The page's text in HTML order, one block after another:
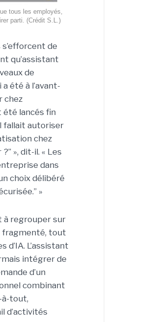
tous les employés,
parti. (Crédit S.L.)
de
qu’assistant
de
été à l’avant-
chez
été lancés fin
fallait autoriser
chez
», dit-il. « Les
dans
choix délibéré
»
à regrouper sur
fragmenté, tout
d’IA. L’assistant
intégrer de
d’un
combinant
à-tout,
d’activités